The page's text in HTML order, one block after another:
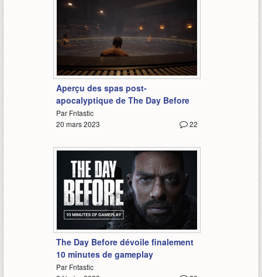
1:00
Aperçu des spas post-
apocalyptique de The Day Before
Par Fntastic
22
20 mars 2023
10:01
The Day Before dévoile finalement
10 minutes de gameplay
Par Fntastic